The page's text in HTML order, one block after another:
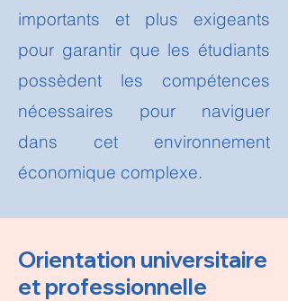
importants et plus exigeants
pour garantir que les étudiants
possèdent les compétences
nécessaires pour naviguer
dans cet environnement
économique complexe.
Orientation universitaire
et professionnelle